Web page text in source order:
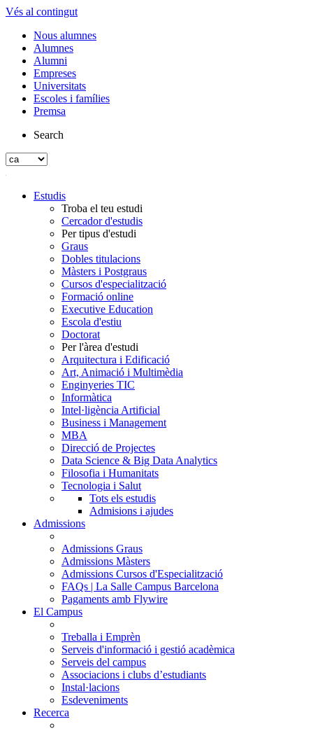
Vés al contingut
Nous alumnes
Alumnes
Alumni
Empreses
Universitats
Escoles i famílies
Premsa
Search
Estudis
Troba el teu estudi
Cercador d'estudis
Per tipus d'estudi
Graus
Dobles titulacions
Màsters i Postgraus
Cursos d'especialització
Formació online
Executive Education
Escola d'estiu
Doctorat
Per l'àrea d'estudi
Arquitectura i Edificació
Art, Animació i Multimèdia
Enginyeries TIC
Informàtica
Intel·ligència Artificial
Business i Management
MBA
Direcció de Projectes
Data Science & Big Data Analytics
Filosofia i Humanitats
Tecnologia i Salut
Tots els estudis
Admisions i ajudes
Admissions
Admissions Graus
Admissions Màsters
Admissions Cursos d'Especialització
FAQs | La Salle Campus Barcelona
Pagaments amb Flywire
El Campus
Treballa i Emprèn
Serveis d'informació i gestió acadèmica
Serveis del campus
Associacions i clubs d’estudiants
Instal·lacions
Esdeveniments
Recerca